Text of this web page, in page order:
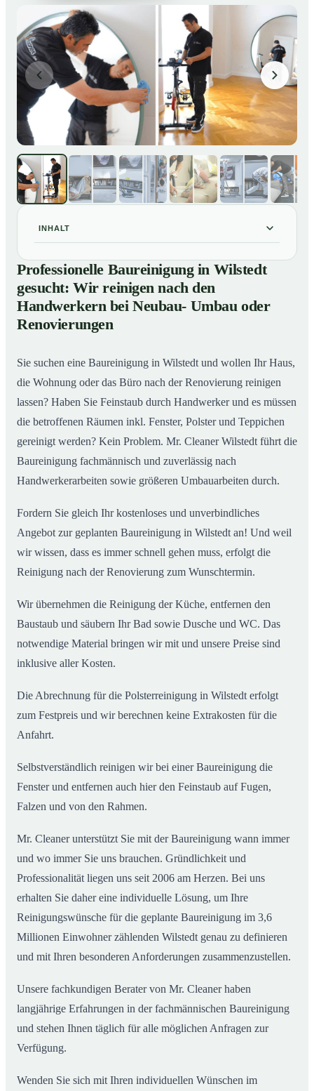
INHALT
01 Professionelle Baureinigung in Wilstedt gesucht: Wir
reinigen nach den Handwerkern bei Neubau- Umbau
oder Renovierungen
02Baureinigung in Wilstedt – Profis im Einsatz
Professionelle Baureinigung in Wilstedt
gesucht: Wir reinigen nach den
Handwerkern bei Neubau- Umbau oder
Renovierungen
Sie suchen eine Baureinigung in Wilstedt und wollen Ihr Haus,
die Wohnung oder das Büro nach der Renovierung reinigen
lassen? Haben Sie Feinstaub durch Handwerker und es müssen
die betroffenen Räumen inkl. Fenster, Polster und Teppichen
gereinigt werden? Kein Problem. Mr. Cleaner Wilstedt führt die
Baureinigung fachmännisch und zuverlässig nach
Handwerkerarbeiten sowie größeren Umbauarbeiten durch.
Fordern Sie gleich Ihr kostenloses und unverbindliches
Angebot zur geplanten Baureinigung in Wilstedt an! Und weil
wir wissen, dass es immer schnell gehen muss, erfolgt die
Reinigung nach der Renovierung zum Wunschtermin.
Wir übernehmen die Reinigung der Küche, entfernen den
Baustaub und säubern Ihr Bad sowie Dusche und WC. Das
notwendige Material bringen wir mit und unsere Preise sind
inklusive aller Kosten.
Die Abrechnung für die Polsterreinigung in Wilstedt erfolgt
zum Festpreis und wir berechnen keine Extrakosten für die
Anfahrt.
Selbstverständlich reinigen wir bei einer Baureinigung die
Fenster und entfernen auch hier den Feinstaub auf Fugen,
Falzen und von den Rahmen.
Mr. Cleaner unterstützt Sie mit der Baureinigung wann immer
und wo immer Sie uns brauchen. Gründlichkeit und
Professionalität liegen uns seit 2006 am Herzen. Bei uns
erhalten Sie daher eine individuelle Lösung, um Ihre
Reinigungswünsche für die geplante Baureinigung im 3,6
Millionen Einwohner zählenden Wilstedt genau zu definieren
und mit Ihren besonderen Anforderungen zusammenzustellen.
Unsere fachkundigen Berater von Mr. Cleaner haben
langjährige Erfahrungen in der fachmännischen Baureinigung
und stehen Ihnen täglich für alle möglichen Anfragen zur
Verfügung.
Wenden Sie sich mit Ihren individuellen Wünschen im